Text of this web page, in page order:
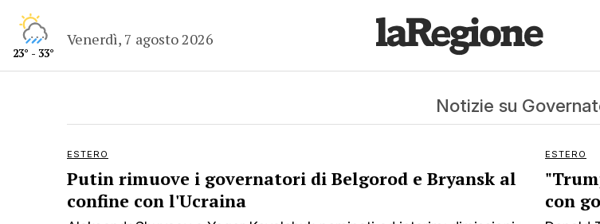
23° - 33°
Venerdì, 7 agosto 2026
Notizie su
ESTERO
Putin rimuove i governatori di Belgorod e Bryansk al
confine con l'Ucraina
ESTERO
con